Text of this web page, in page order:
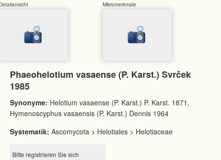
Mikromerkmale
Phaeohelotium vasaense (P. Karst.) Svrček
1985
Synonyme: Helotium vasaense (P. Karst.) P. Karst. 1871,
Hymenoscyphus vasaensis (P. Karst.) Dennis 1964
Systematik: Ascomycota > Helotiales > Helotiaceae
Bitte registrieren Sie sich